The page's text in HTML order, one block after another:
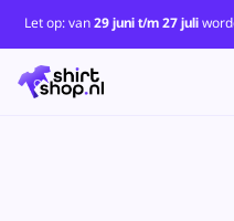
Let op: van29 juni t/m 27 juli
Standaard
Price: Lowest First
Price: Highest First